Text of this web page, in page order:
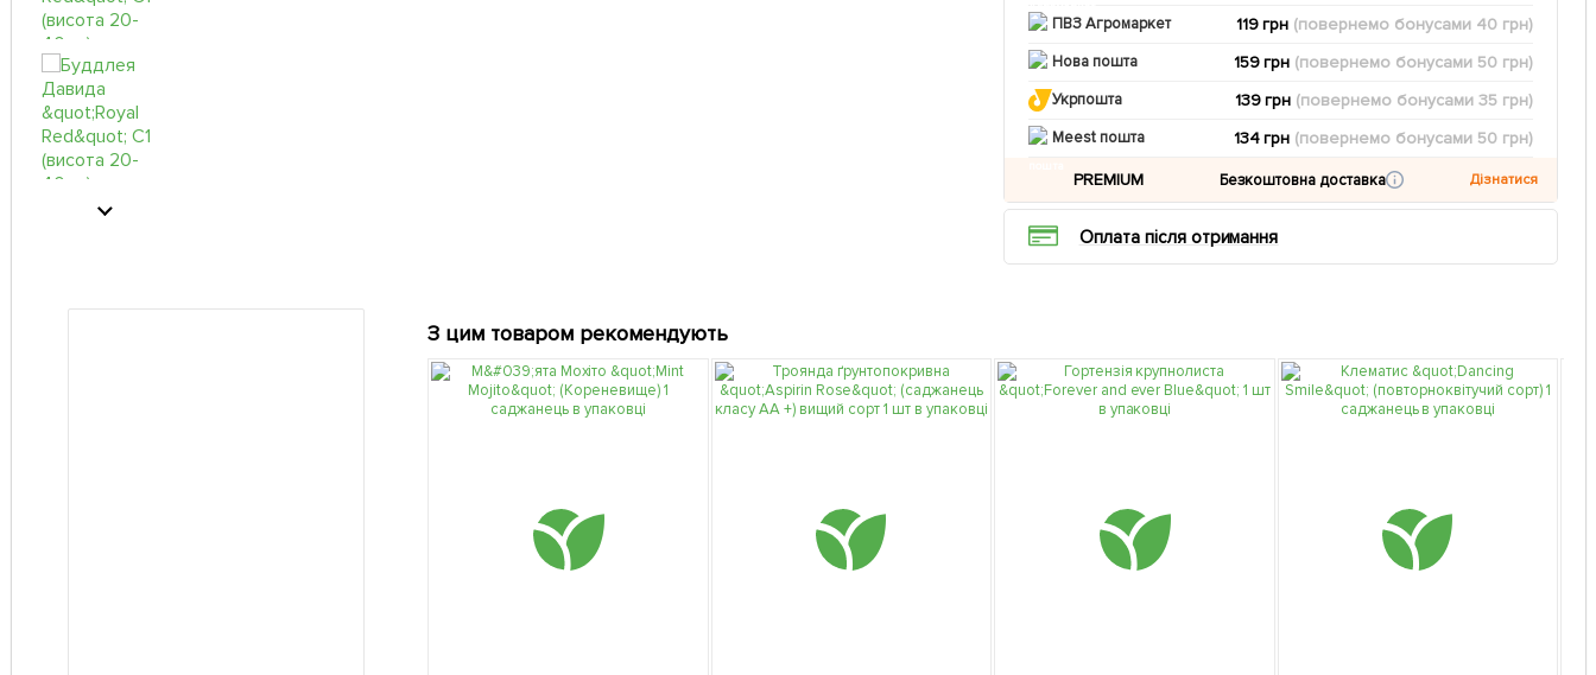
ПВЗ Агромаркет 119 грн (повернемо бонусами 40 грн)
Нова пошта 159 грн (повернемо бонусами 50 грн)
Укрпошта 139 грн (повернемо бонусами35 грн)
Meest пошта 134 грн (повернемо бонусами 50 грн)
PREMIUM Безкоштовна доставка Дізнатися
Оплата після отримання
З цим товаром рекомендують